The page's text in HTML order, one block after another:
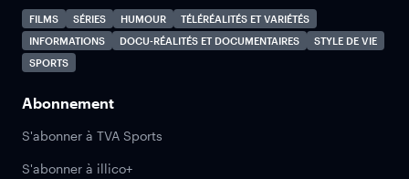
FILMS SÉRIES HUMOUR
TÉLÉRÉALITÉS ET VARIÉTÉS
INFORMATIONS
DOCU-RÉALITÉS ET DOCUMENTAIRES
STYLE DE VIE
SPORTS
Abonnement
S'abonner à TVA Sports
S'abonner à illico+